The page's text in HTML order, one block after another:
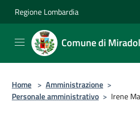
Regione Lombardia
Comune di
Home > Amministrazione >
Personale amministrativo > Irene